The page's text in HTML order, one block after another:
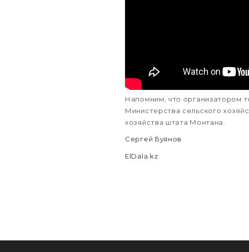
Напомним, что организатором
Министерства сельского
хозяйства штата Монтана.
Сергей Буянов
ElDala.kz